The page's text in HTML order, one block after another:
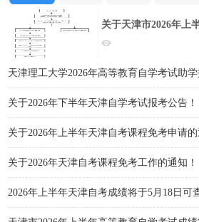
关于天津市2026年上
知！
天津理工大学2026年高等教育自学考试助
关于2026年下半年天津自学考试报考公告！
关于2026年上半年天津自考课程免考申请的
关于2026年天津自考课程免考工作的通知！
2026年上半年天津自考成绩将于5月18日可